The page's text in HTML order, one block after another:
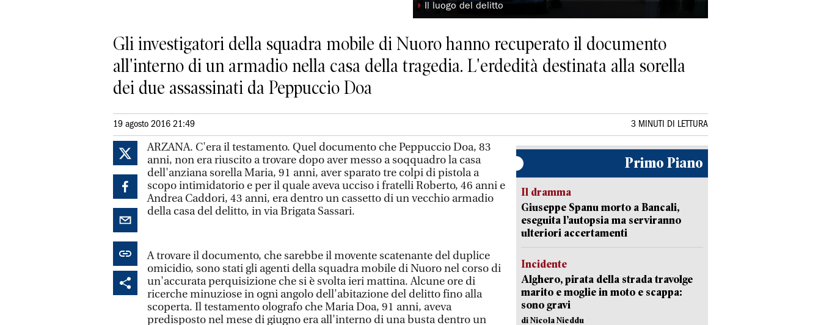
◗ Il luogo del delitto
Gli investigatori della squadra mobile di Nuoro hanno recuperato il documento
all'interno di un armadio nella casa della tragedia. L'erdedità destinata alla sorella
dei due assassinati da Peppuccio Doa
19 agosto 2016 21:49 3 MINUTI DI LETTURA
ARZANA. C'era il testamento. Quel documento che Peppuccio Doa, 83
anni, non era riuscito a trovare dopo aver messo a soqquadro la casa
dell'anziana sorella Maria, 91 anni, aver sparato tre colpi di pistola a
scopo intimidatorio e per il quale aveva ucciso i fratelli Roberto, 46 anni e
Andrea Caddori, 43 anni, era dentro un cassetto di un vecchio armadio
della casa del delitto, in via Brigata Sassari.
A trovare il documento, che sarebbe il movente scatenante del duplice
omicidio, sono stati gli agenti della squadra mobile di Nuoro nel corso di
un'accurata perquisizione che si è svolta ieri mattina. Alcune ore di
ricerche minuziose in ogni angolo dell'abitazione del delitto fino alla
scoperta. Il testamento olografo che Maria Doa, 91 anni, aveva
predisposto nel mese di giugno era all'interno di una busta dentro un
Primo Piano
Il dramma
Giuseppe Spanu morto a Bancali,
eseguita l’autopsia ma serviranno
ulteriori accertamenti
Incidente
Alghero, pirata della strada travolge
marito e moglie in moto e scappa:
sono gravi
di Nicola Nieddu